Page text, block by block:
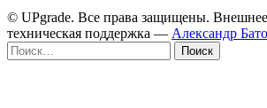
© UPgrade. Все права защищены.
техническая поддержка — Александр
Найти: